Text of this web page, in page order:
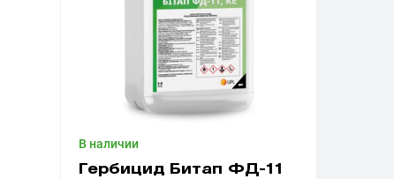
В наличии
Гербицид Битап ФД-11